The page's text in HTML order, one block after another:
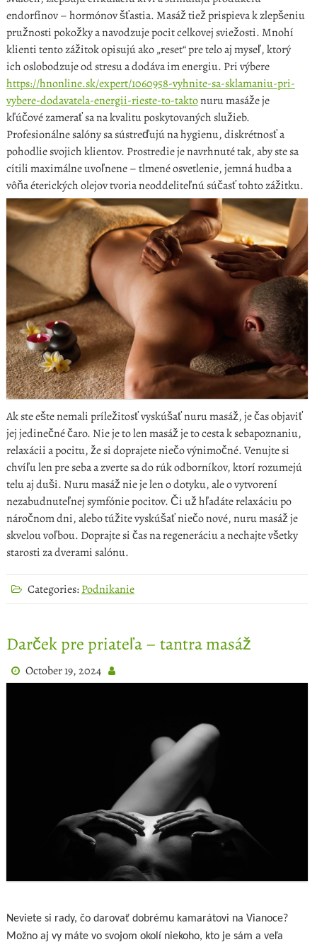
endorfínov – hormónov šťastia. Masáž tiež prispieva k zlepšeniu
pružnosti pokožky a navodzuje pocit celkovej sviežosti. Mnohí
klienti tento zážitok opisujú ako „reset“ pre telo aj myseľ, ktorý
ich oslobodzuje od stresu a dodáva im energiu. Pri výbere
https://hnonline.sk/expert/1060958-vyhnite-sa-sklamaniu-pri-
vybere-dodavatela-energii-rieste-to-taktonuru masáže je
kľúčové zamerať sa na kvalitu poskytovaných služieb.
Profesionálne salóny sa sústreďujú na hygienu, diskrétnosť a
pohodlie svojich klientov. Prostredie je navrhnuté tak, aby ste sa
cítili maximálne uvoľnene – tlmené osvetlenie, jemná hudba a
vôňa éterických olejov tvoria neoddeliteľnú súčasť tohto zážitku.
Ak ste ešte nemali príležitosť vyskúšať nuru masáž, je čas objaviť
jej jedinečné čaro. Nie je to len masáž je to cesta k sebapoznaniu,
relaxácii a pocitu, že si doprajete niečo výnimočné. Venujte si
chvíľu len pre seba a zverte sa do rúk odborníkov, ktorí rozumejú
telu aj duši. Nuru masáž nie je len o dotyku, ale o vytvorení
nezabudnuteľnej symfónie pocitov. Či už hľadáte relaxáciu po
náročnom dni, alebo túžite vyskúšať niečo nové, nuru masáž je
skvelou voľbou. Doprajte si čas na regeneráciu a nechajte všetky
starosti za dverami salónu.
Categories:Podnikanie
Darček pre priateľa – tantra masáž
October 19, 2024
Neviete si rady, čo darovať dobrému kamarátovi na Vianoce?
Možno aj vy máte vo svojom okolí niekoho, kto je sám a veľa